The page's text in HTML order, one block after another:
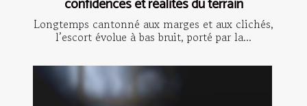
confidences et réalités du terrain
Longtemps cantonné aux marges et aux clichés,
l’escort évolue à bas bruit, porté par la...